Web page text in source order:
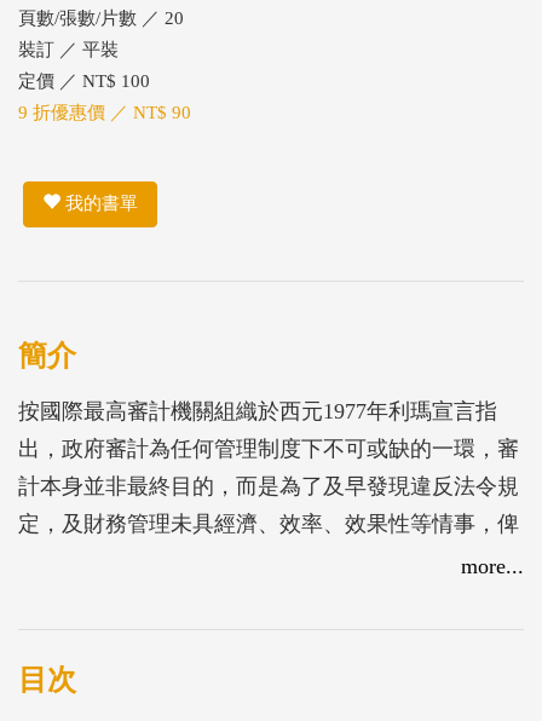
頁數/張數/片數 ／ 20
裝訂 ／ 平裝
定價 ／ NT$ 100
9 折優惠價 ／ NT$ 90
我的書單
簡介
按國際最高審計機關組織於西元1977年利瑪宣言指
出，政府審計為任何管理制度下不可或缺的一環，審
計本身並非最終目的，而是為了及早發現違反法令規
定，及財務管理未具經濟、效率、效果性等情事，俾
利及時督促採取改正行動、促使相關人員負責、督促
都市土地使用管制業務執行情形，攸關土地及天然資
源之保育利用，惟臺中市政府地政局在使用檢查、違
more...
目次